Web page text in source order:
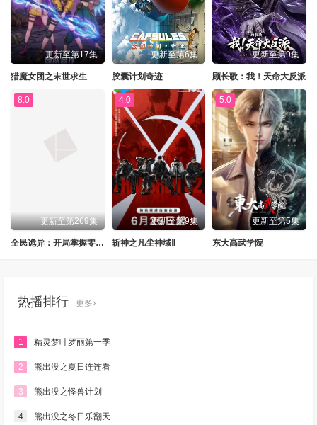
更新至第17集
猎魔女团之末世求生
更新至第6集
胶囊计划奇迹
更新至第9集
顾长歌：我！天命大反派
8.0
更新至第269集
全民诡异：开局掌握零元购动态漫
4.0
更新至第9集
斩神之凡尘神域Ⅱ
5.0
更新至第5集
东大高武学院
热播排行 更多
1 精灵梦叶罗丽第一季
2 熊出没之夏日连连看
3 熊出没之怪兽计划
4 熊出没之冬日乐翻天